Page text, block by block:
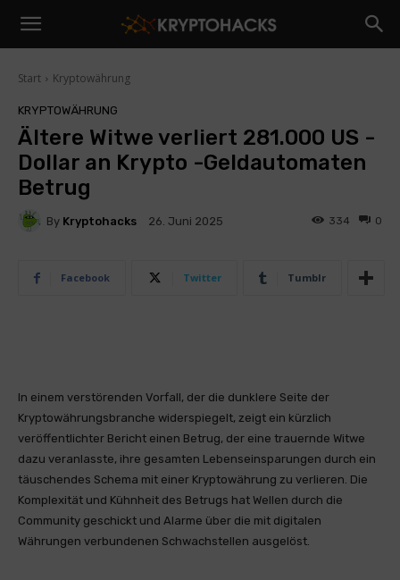
Start Kryptowährung
KRYPTOWÄHRUNG
Ältere Witwe verliert 281.000 US -
Dollar an Krypto -Geldautomaten
Betrug
By Kryptohacks 26. Juni 2025 0
334
Facebook Twitter Tumblr
In einem verstörenden Vorfall, der die dunklere Seite der
Kryptowährungsbranche widerspiegelt, zeigt ein kürzlich
veröffentlichter Bericht einen Betrug, der eine trauernde Witwe
dazu veranlasste, ihre gesamten Lebenseinsparungen durch ein
täuschendes Schema mit einer Kryptowährung zu verlieren. Die
Komplexität und Kühnheit des Betrugs hat Wellen durch die
Community geschickt und Alarme über die mit digitalen
Währungen verbundenen Schwachstellen ausgelöst.